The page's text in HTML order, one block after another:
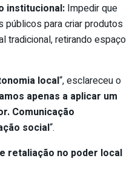
institucional: Impedir que
públicos para criar produtos
tradicional, retirando espaço
local“, esclareceu o
apenas a aplicar um
Comunicação
social“.
retaliação no poder local